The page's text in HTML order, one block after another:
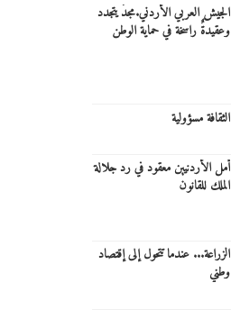
الجيش العربي الأردني.مجدٌ يتجدد
وعقيدةٌ راسخة في حماية الوطن
الثقافة مسؤولية
أمل الأردنيين معقود في رد جلالة
الملك للقانون
الزراعة... عندما تتحول إلى إقتصاد
وطني